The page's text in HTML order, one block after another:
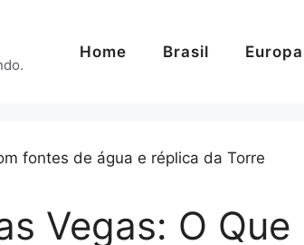
Home Brasil Europa
Vegas: O Que